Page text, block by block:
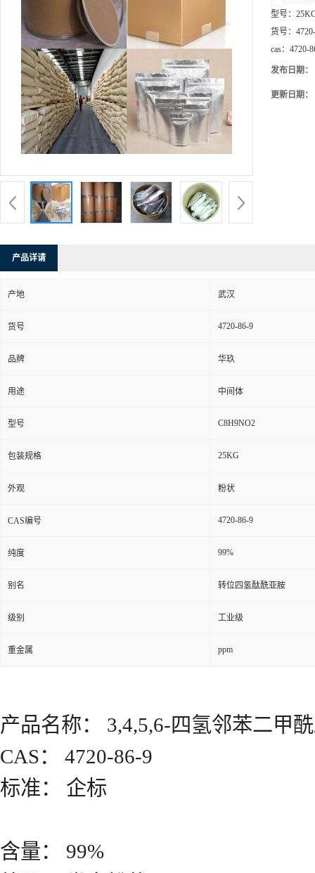
型号：
货号：
cas： 4720-
发布日期：
更新日期：
产品详请
产地 武汉
货号 4720-86-9
品牌 华玖
用途 中间体
型号 C8H9NO2
包装规格 25KG
外观 粉状
CAS编号 4720-86-9
纯度 99%
别名 转位四氢酞酰亚胺
级别 工业级
重金属 ppm
产品名称： 3,4,5,6-四氢邻苯二甲
CAS： 4720-86-9
标准： 企标
含量： 99%